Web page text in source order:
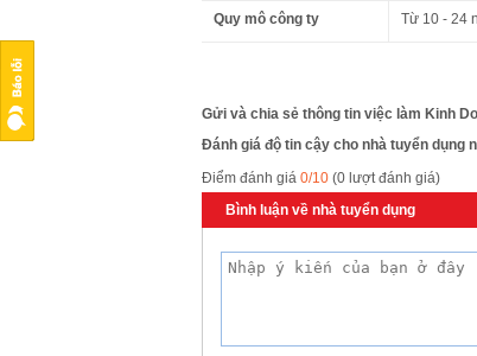
Quy mô công ty Từ 10 - 24
Gửi và chia sẻ thông tin việc làm Kinh
Đánh giá độ tin cậy cho nhà tuyển dụng
Điểm đánh giá 0/10 (0 lượt đánh giá)
Bình luận về nhà tuyển dụng